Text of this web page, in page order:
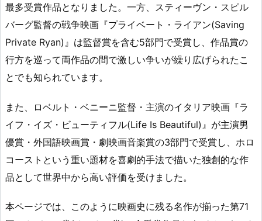
最多受賞作品となりました。一方、スティーヴン・スピル
バーグ監督の戦争映画『プライベート・ライアン(Saving
Private Ryan)』は監督賞を含む5部門で受賞し、作品賞の
行方を巡って両作品の間で激しい争いが繰り広げられたこ
とでも知られています。
また、ロベルト・ベニーニ監督・主演のイタリア映画『ラ
イフ・イズ・ビューティフル(Life Is Beautiful)』が主演男
優賞・外国語映画賞・劇映画音楽賞の3部門で受賞し、ホロ
コーストという重い題材を喜劇的手法で描いた独創的な作
品として世界中から高い評価を受けました。
本ページでは、このように映画史に残る名作が揃った第71